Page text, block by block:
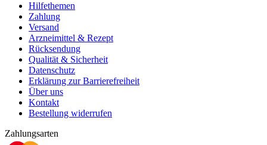
Hilfethemen
Zahlung
Versand
Arzneimittel & Rezept
Rücksendung
Qualität & Sicherheit
Datenschutz
Erklärung zur Barrierefreiheit
Über uns
Kontakt
Bestellung widerrufen
Zahlungsarten